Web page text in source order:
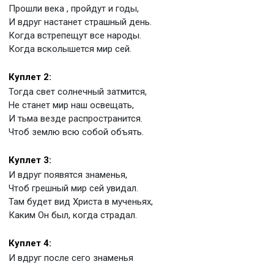
Прошли века , пройдут и годы,
И вдруг настанет страшный день.
Когда встрепещут все народы.
Когда всколышется мир сей.
Куплет 2:
Тогда свет солнечный затмится,
Не станет мир наш освещать,
И тьма везде распространится.
Чтоб землю всю собой объять.
Куплет 3:
И вдруг появятся знаменья,
Чтоб грешный мир сей увидал.
Там будет вид Христа в мученьях,
Каким Он был, когда страдал.
Куплет 4:
И вдруг после сего знаменья